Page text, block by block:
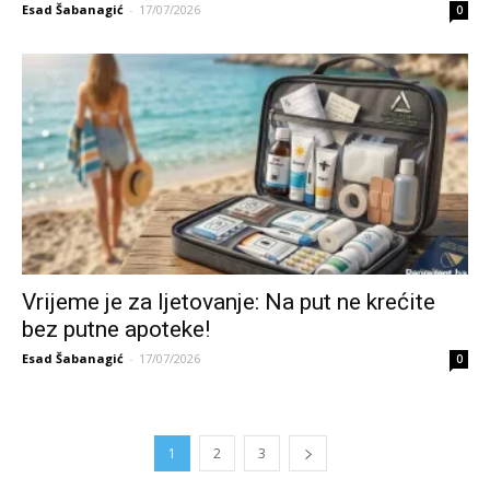
Esad Šabanagić - 17/07/2026 0
Vrijeme je za ljetovanje: Na put ne krećite
bez putne apoteke!
Esad Šabanagić - 17/07/2026 0
1 2 3